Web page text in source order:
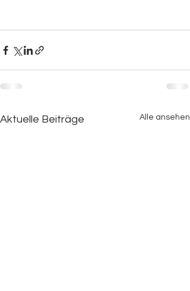
Aktuelle Beiträge Alle ansehen